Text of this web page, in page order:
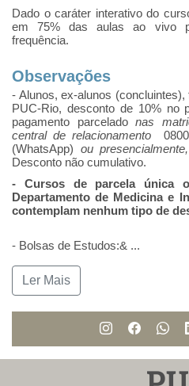
Dado o caráter interativo do
em 75% das aulas ao vivo
frequência.
Observações
- Alunos, ex-alunos
PUC-Rio, desconto de 10% no
pagamento parcelado nas
central de relacionamento0800
(WhatsApp) ou
Desconto não cumulativo.
- Cursos de parcela única
Departamento de Medicina e
contemplam nenhum tipo de
- Bolsas de Estudos:& ...
Ler Mais